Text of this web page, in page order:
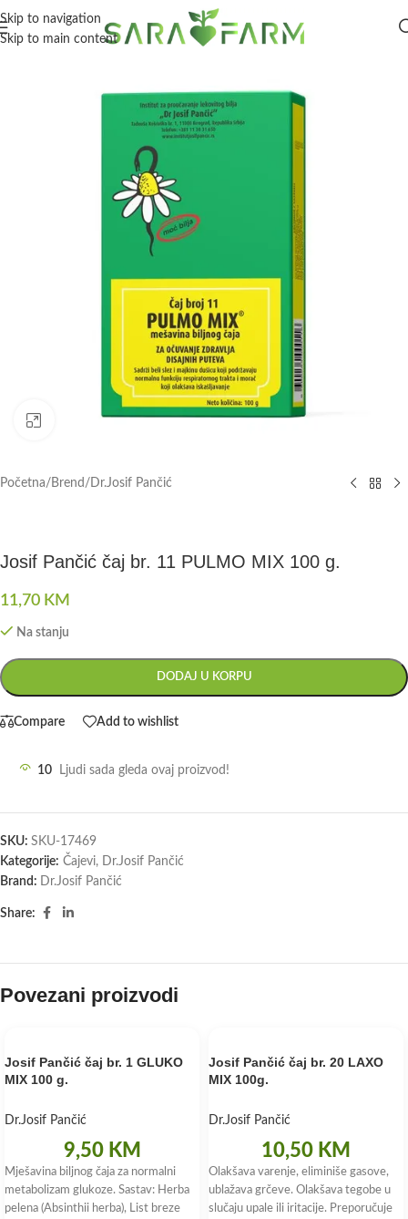
Skip to navigation
Skip to main content
Click to enlarge
Početna/ Brend / Dr.Josif Pančić
Josif Pančić čaj br. 11 PULMO MIX 100 g.
11,70 KM
Na stanju
DODAJ U KORPU
Compare Add to wishlist
10 Ljudi sada gleda ovaj proizvod!
SKU: SKU-17469
Kategorije: Čajevi, Dr.Josif Pančić
Brand: Dr.Josif Pančić
Share:
Povezani proizvodi
Josif Pančić čaj br. 1 GLUKO
MIX 100 g.
Dr.Josif Pančić
9,50 KM
Mješavina biljnog čaja za normalni
metabolizam glukoze. Sastav: Herba
pelena (Absinthii herba), List breze
Josif Pančić čaj br. 20 LAXO
MIX 100g.
Dr.Josif Pančić
10,50 KM
Olakšava varenje, eliminiše gasove,
ublažava grčeve. Olakšava tegobe u
slučaju upale ili iritacije. Preporučuje